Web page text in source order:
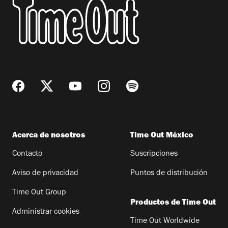
Acerca de nosotros
Contacto
Aviso de privacidad
Time Out Group
Administrar cookies
Time Out México
Suscripciones
Puntos de distribución
Productos de Time Out
Time Out Worldwide